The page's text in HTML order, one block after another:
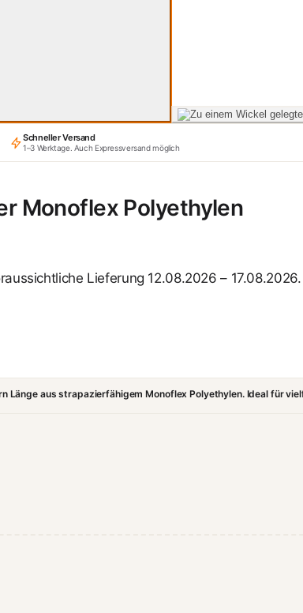
Schneller Versand
1–3 Werktage. Auch Expressversand möglich
Monoflex Polyethylen
Lieferung 12.08.2026 – 17.08.2026.
Länge aus strapazierfähigem Monoflex Polyethylen. Ideal für